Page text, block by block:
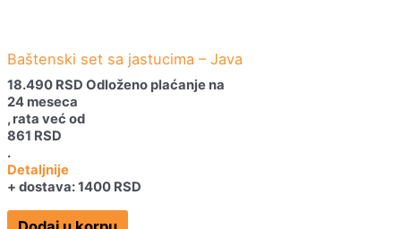
Baštenski set sa jastucima – Java
18.490 RSD Odloženo plaćanje na
24 meseca
, rata već od
861 RSD
.
Detaljnije
+ dostava: 1400 RSD